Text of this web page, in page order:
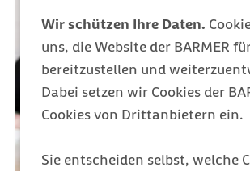
Wir schützen Ihre Daten.
uns, die Website der BARMER
bereitzustellen und
Dabei setzen wir Cookies der
Cookies von Drittanbietern ein.
Sie entscheiden selbst, welche